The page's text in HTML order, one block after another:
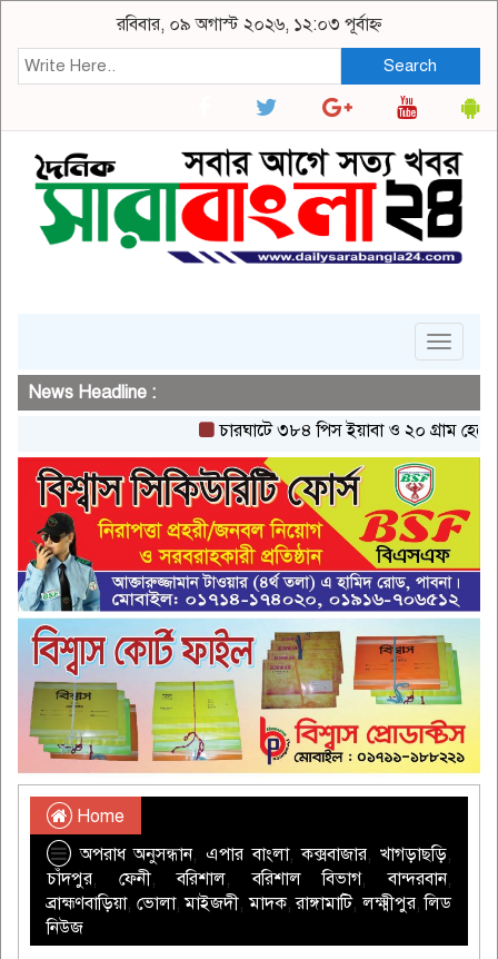
রবিবার, ০৯ অগাস্ট ২০২৬, ১২:০৩ পূর্বাহ্ন
Search
Toggle
News Headline :
চারঘাটে ৩৮৪ পিস ইয়াবা ও ২০ গ্রাম
Home
অপরাধ অনুসন্ধান,এপার বাংলা,কক্সবাজার,খাগড়াছড়ি,
চাঁদপুর, ফেনী,বরিশাল,বরিশাল বিভাগ,বান্দরবান,
ব্রাহ্মণবাড়িয়া, ভোলা,মাইজদী,মাদক,রাঙ্গামাটি,লক্ষ্মীপুর,লিড
নিউজ